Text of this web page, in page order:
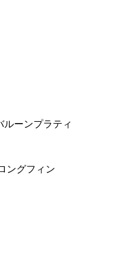
ルーンプラティ
ングフィン